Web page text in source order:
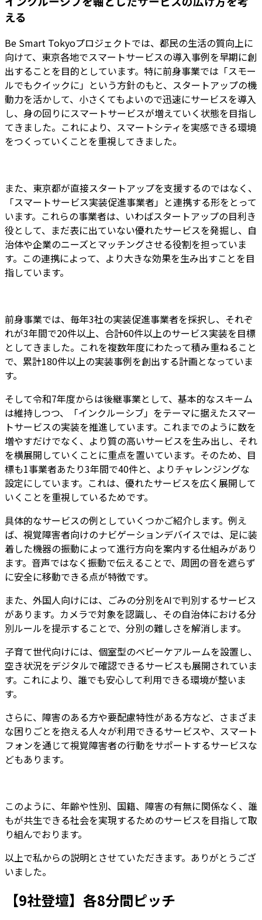
える
Be Smart Tokyoプロジェクトでは、都民の生活の質向上に
向けて、東京各地でスマートサービスの導入事例を早期に創
出することを目的としています。特に前身事業では「スモー
ルでもクイックに」という方針のもと、スタートアップの機
動力を活かして、小さくてもよいので迅速にサービスを導入
し、身の回りにスマートサービスが増えていく状態を目指し
てきました。これにより、スマートシティを実感できる環境
をつくっていくことを重視してきました。
また、東京都が直接スタートアップを支援するのではなく、
「スマートサービス実装促進事業者」と連携する形をとって
います。これらの事業者は、いわばスタートアップの目利き
役として、まだ表に出ていない優れたサービスを発掘し、自
治体や企業のニーズとマッチングさせる役割を担っていま
す。この連携によって、より大きな効果を生み出すことを目
指しています。
前身事業では、毎年3社の実装促進事業者を採択し、それぞ
れが3年間で20件以上、合計60件以上のサービス実装を目標
としてきました。これを複数年度にわたって積み重ねること
で、累計180件以上の実装事例を創出する計画となっていま
す。
そして令和7年度からは後継事業として、基本的なスキーム
は維持しつつ、「インクルーシブ」をテーマに据えたスマー
トサービスの実装を推進しています。これまでのように数を
増やすだけでなく、より質の高いサービスを生み出し、それ
を横展開していくことに重点を置いています。そのため、目
標も1事業者あたり3年間で40件と、よりチャレンジングな
設定にしています。これは、優れたサービスを広く展開して
いくことを重視しているためです。
具体的なサービスの例としていくつかご紹介します。例え
ば、視覚障害者向けのナビゲーションデバイスでは、足に装
着した機器の振動によって進行方向を案内する仕組みがあり
ます。音声ではなく振動で伝えることで、周囲の音を遮らず
に安全に移動できる点が特徴です。
また、外国人向けには、ごみの分別をAIで判別するサービス
があります。カメラで対象を認識し、その自治体における分
別ルールを提示することで、分別の難しさを解消します。
子育て世代向けには、個室型のベビーケアルームを設置し、
空き状況をデジタルで確認できるサービスも展開されていま
す。これにより、誰でも安心して利用できる環境が整いま
す。
さらに、障害のある方や要配慮特性がある方など、さまざま
な困りごとを抱える人々が利用できるサービスや、スマート
フォンを通じて視覚障害者の行動をサポートするサービスな
どもあります。
このように、年齢や性別、国籍、障害の有無に関係なく、誰
もが共生できる社会を実現するためのサービスを目指して取
り組んでおります。
以上で私からの説明とさせていただきます。ありがとうござ
いました。
【9社登壇】各8分間ピッチ